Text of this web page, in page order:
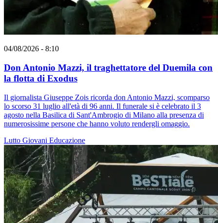
04/08/2026 - 8:10
Don Antonio Mazzi, il traghettatore del Duemila con
la flotta di Exodus
Il giornalista Giuseppe Zois ricorda don Antonio Mazzi, scomparso
lo scorso 31 luglio all'età di 96 anni. Il funerale si è celebrato il 3
agosto nella Basilica di Sant'Ambrogio di Milano alla presenza di
numerosissime persone che hanno voluto rendergli omaggio.
Lutto Giovani Educazione